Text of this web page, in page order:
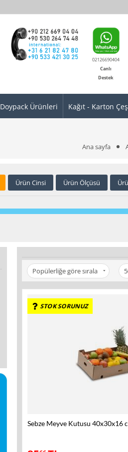
02126690404
Canlı
Destek
Doypack Ürünleri Kağıt - Karton
Ana sayfa
Ürün Cinsi Ürün Ölçüsü
Popülerliğe göre sırala
STOK SORUNUZ
Sebze Meyve Kutusu 40x30x16